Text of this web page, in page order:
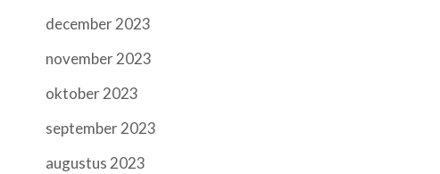
december 2023
november 2023
oktober 2023
september 2023
augustus 2023